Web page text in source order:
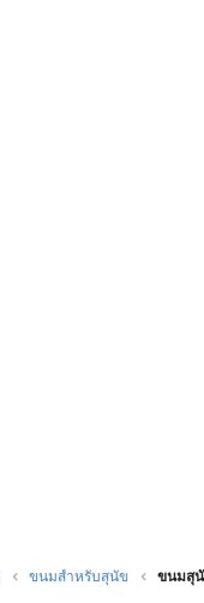
ขนมสำหรับสุนัข ขนมสุนั